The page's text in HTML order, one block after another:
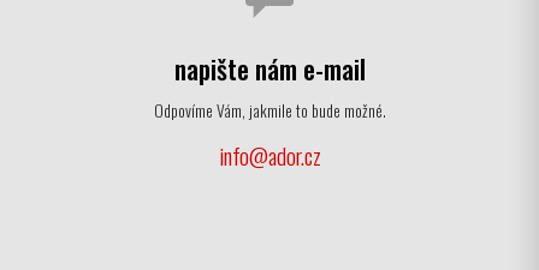
napište nám e-mail
Odpovíme Vám, jakmile to bude možné.
info@ador.cz